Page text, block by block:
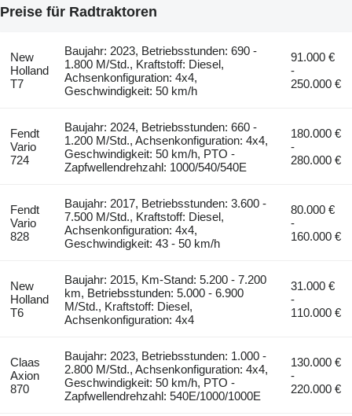
Preise für Radtraktoren
New
Holland
T7
Baujahr: 2023, Betriebsstunden: 690 -
1.800 M/Std., Kraftstoff: Diesel,
Achsenkonfiguration: 4x4,
Geschwindigkeit: 50 km/h
91.000 €
-
250.000 €
Fendt
Vario
724
Baujahr: 2024, Betriebsstunden: 660 -
1.200 M/Std., Achsenkonfiguration: 4x4,
Geschwindigkeit: 50 km/h, PTO -
Zapfwellendrehzahl: 1000/540/540E
180.000 €
-
280.000 €
Fendt
Vario
828
Baujahr: 2017, Betriebsstunden: 3.600 -
7.500 M/Std., Kraftstoff: Diesel,
Achsenkonfiguration: 4x4,
Geschwindigkeit: 43 - 50 km/h
80.000 €
-
160.000 €
New
Holland
T6
Baujahr: 2015, Km-Stand: 5.200 - 7.200
km, Betriebsstunden: 5.000 - 6.900
M/Std., Kraftstoff: Diesel,
Achsenkonfiguration: 4x4
31.000 €
-
110.000 €
Claas
Axion
870
Baujahr: 2023, Betriebsstunden: 1.000 -
2.800 M/Std., Achsenkonfiguration: 4x4,
Geschwindigkeit: 50 km/h, PTO -
Zapfwellendrehzahl: 540E/1000/1000E
130.000 €
-
220.000 €